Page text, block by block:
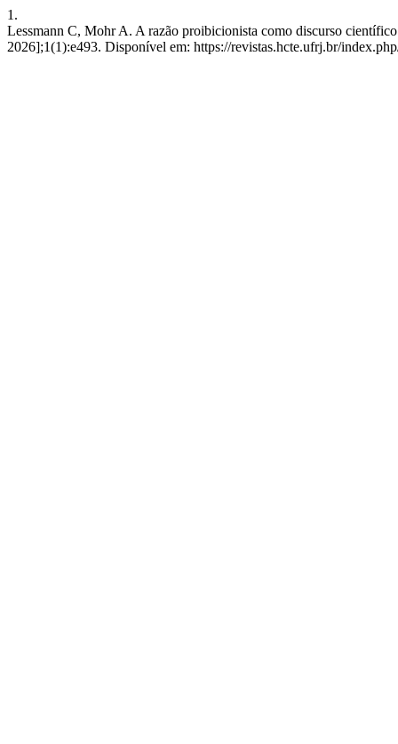
1.
Lessmann C, Mohr A. A razão proibicionista como discurso
2026];1(1):e493. Disponível em: https://revistas.hcte.ufrj.br/